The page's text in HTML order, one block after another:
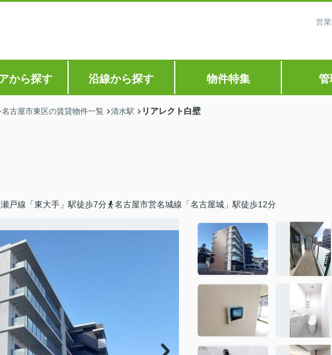
営
から探す 沿線から探す 物件特集 管
名古屋市東区の賃貸物件一覧 清水駅 リアレクト白壁
戸線「東大手」駅徒歩7分 名古屋市営名城線「名古屋城」駅徒歩12分